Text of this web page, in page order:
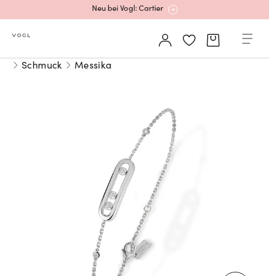
Neu bei Vogl: Cartier
Mehr erfahren: Ikonische Uhren von Cartier
Rolex Certified Pre-Owned entdecken
Neu bei Vogl: Uhren von Grand Seiko
Neu bei Vogl: Cartier
Schmuck Messika